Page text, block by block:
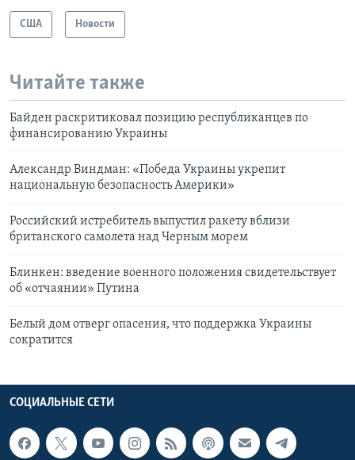
США Новости
Читайте также
Байден раскритиковал позицию республиканцев по
финансированию Украины
Александр Виндман: «Победа Украины укрепит
национальную безопасность Америки»
Российский истребитель выпустил ракету вблизи
британского самолета над Черным морем
Блинкен: введение военного положения свидетельствует
об «отчаянии» Путина
Белый дом отверг опасения, что поддержка Украины
сократится
СОЦИАЛЬНЫЕ СЕТИ